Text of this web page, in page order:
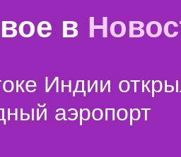
в
Индии
аэропорт